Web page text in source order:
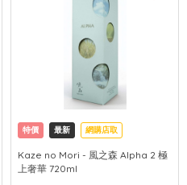
特價 最新 網購店取
Kaze no Mori - 風之森 Alpha 2 極
上奢華 720ml